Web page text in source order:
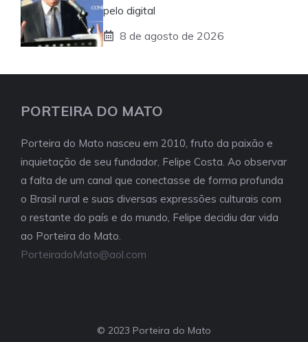
pelo digital
8 de agosto de 2026
PORTEIRA DO MATO
Porteira do Mato nasceu em 2010, fruto da paixão e
inquietação de seu fundador, Felipe Costa. Ao observar
a falta de um canal que conectasse de forma profunda
o Brasil rural e suas diversas expressões culturais com
o restante do país e do mundo, Felipe decidiu dar vida
ao Porteira do Mato.
PorteiradoMato@aol.com
© 2023 Porteira do Mato